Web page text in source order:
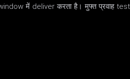
में deliver करता है। मुफ्त प्रवाह